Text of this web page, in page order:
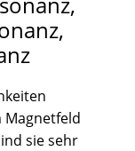
Magnetfeld
sie sehr